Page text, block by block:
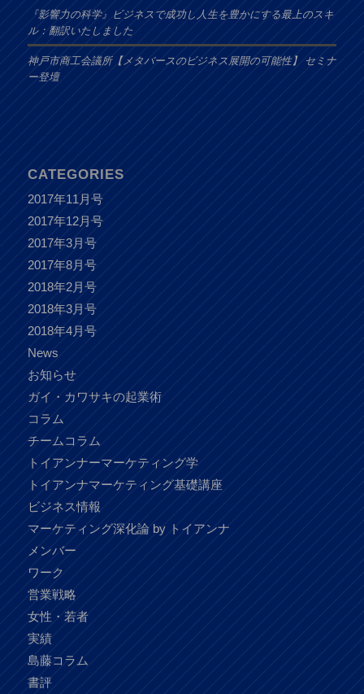
『影響力の科学』ビジネスで成功し人生を豊かにする最上のスキ
ル：翻訳いたしました
神戸市商工会議所【メタバースのビジネス展開の可能性】 セミナ
ー登壇
CATEGORIES
2017年11月号
2017年12月号
2017年3月号
2017年8月号
2018年2月号
2018年3月号
2018年4月号
News
お知らせ
ガイ・カワサキの起業術
コラム
チームコラム
トイアンナーマーケティング学
トイアンナマーケティング基礎講座
ビジネス情報
マーケティング深化論 by トイアンナ
メンバー
ワーク
営業戦略
女性・若者
実績
島藤コラム
書評